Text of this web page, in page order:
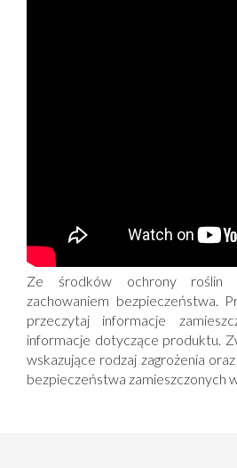
Ze środków ochrony roślin
zachowaniem bezpieczeństwa.
przeczytaj informacje
informacje dotyczące produktu.
wskazujące rodzaj zagrożenia
bezpieczeństwa zamieszczonych